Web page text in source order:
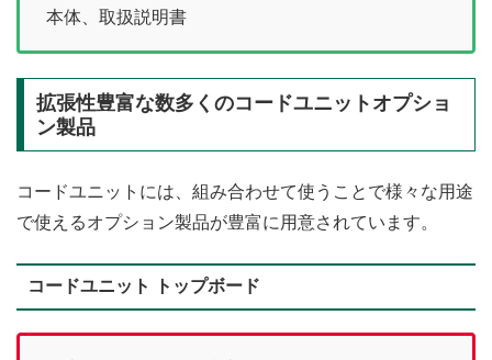
本体、取扱説明書
拡張性豊富な数多くのコードユニットオプショ
ン製品
コードユニットには、組み合わせて使うことで様々な用途
で使えるオプション製品が豊富に用意されています。
コードユニット トップボード